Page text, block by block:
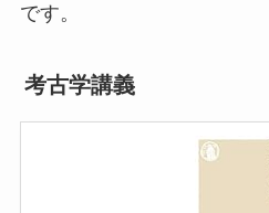
です。
考古学講義